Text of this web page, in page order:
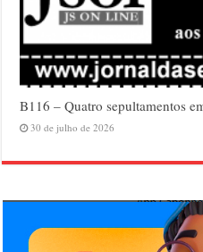
B116 – Quatro sepultamentos
30 de julho de 2026